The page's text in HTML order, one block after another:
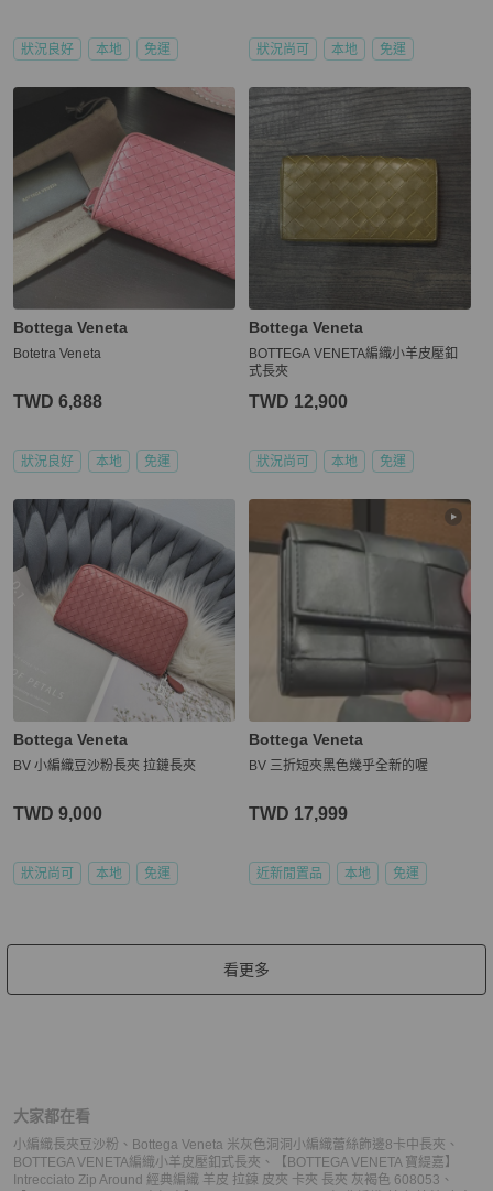
狀況良好 本地 免運 狀況尚可 本地 免運
Bottega Veneta
Botetra Veneta
TWD 6,888
狀況良好 本地 免運
Bottega Veneta
BOTTEGA VENETA編織小羊皮壓釦
式長夾
TWD 12,900
狀況尚可 本地 免運
Bottega Veneta
BV 小編織豆沙粉長夾 拉鏈長夾
TWD 9,000
狀況尚可 本地 免運
Bottega Veneta
BV 三折短夾黑色幾乎全新的喔
TWD 17,999
近新閒置品 本地 免運
看更多
大家都在看
小編織長夾豆沙粉 、 Bottega Veneta 米灰色洞洞小編織蕾絲飾邊8卡中長夾 、
BOTTEGA VENETA編織小羊皮壓釦式長夾 、
【BOTTEGA VENETA 寶緹嘉】
Intrecciato Zip Around 經典編織 羊皮 拉鍊 皮夾 卡夾 長夾 灰褐色 608053 、